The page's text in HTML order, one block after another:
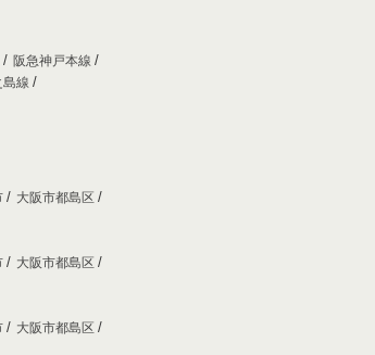
阪急神戸本線
線
大阪市都島区
大阪市都島区
大阪市都島区